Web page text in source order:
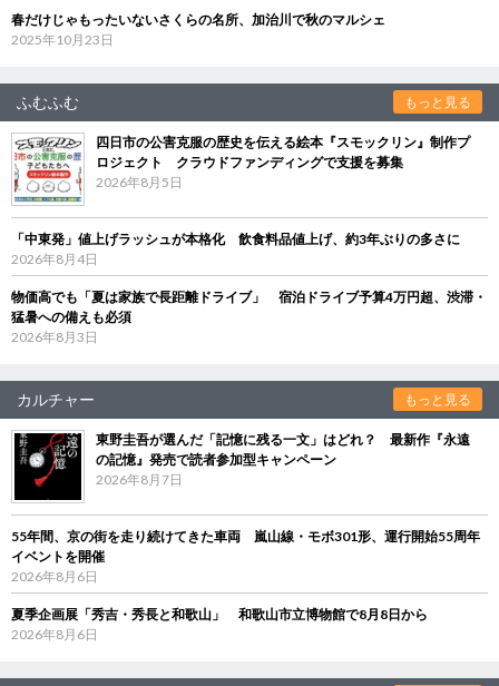
春だけじゃもったいないさくらの名所、加治川で秋のマルシェ
2025年10月23日
ふむふむ もっと見る
四日市の公害克服の歴史を伝える絵本『スモックリン』制作プ
ロジェクト クラウドファンディングで支援を募集
2026年8月5日
「中東発」値上げラッシュが本格化 飲食料品値上げ、約3年ぶりの多さに
2026年8月4日
物価高でも「夏は家族で長距離ドライブ」 宿泊ドライブ予算4万円超、渋滞・
猛暑への備えも必須
2026年8月3日
カルチャー もっと見る
東野圭吾が選んだ「記憶に残る一文」はどれ？ 最新作『永遠
の記憶』発売で読者参加型キャンペーン
2026年8月7日
55年間、京の街を走り続けてきた車両 嵐山線・モボ301形、運行開始55周年
イベントを開催
2026年8月6日
夏季企画展「秀吉・秀長と和歌山」 和歌山市立博物館で8月8日から
2026年8月6日